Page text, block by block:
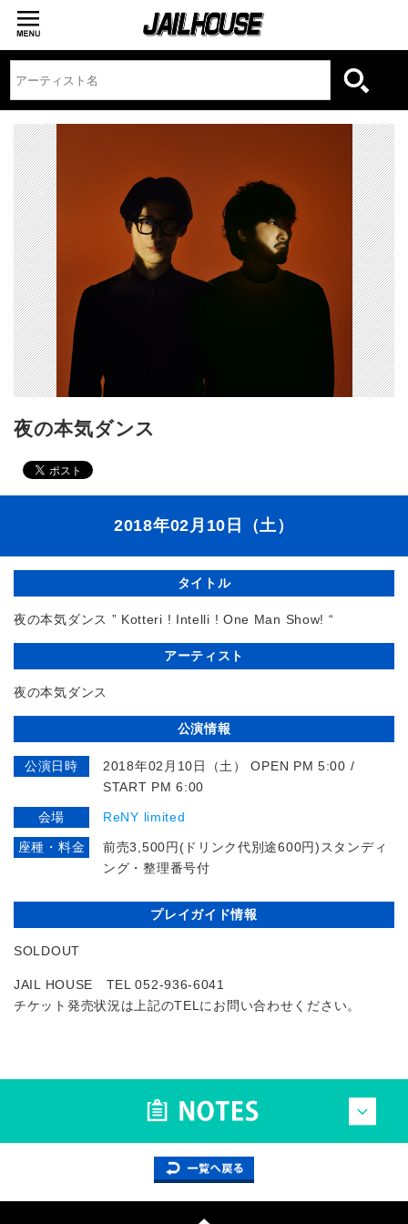
夜の本気ダンス
2018年02月10日（土）
タイトル
夜の本気ダンス ” Kotteri ! Intelli ! One Man Show! “
アーティスト
夜の本気ダンス
公演情報
公演日時
2018年02月10日（土） OPEN PM 5:00 /
START PM 6:00
会場 ReNY limited
座種・料金
前売3,500円(ドリンク代別途600円)スタンディ
ング・整理番号付
プレイガイド情報
SOLDOUT
JAIL HOUSE TEL 052-936-6041
チケット発売状況は上記のTELにお問い合わせください。